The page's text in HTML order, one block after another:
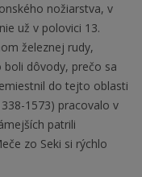
nožiarstva, v
už v polovici 13.
železnej rudy,
dôvody, prečo sa
do tejto oblasti
1573) pracovalo v
patrili
zo Seki si rýchlo